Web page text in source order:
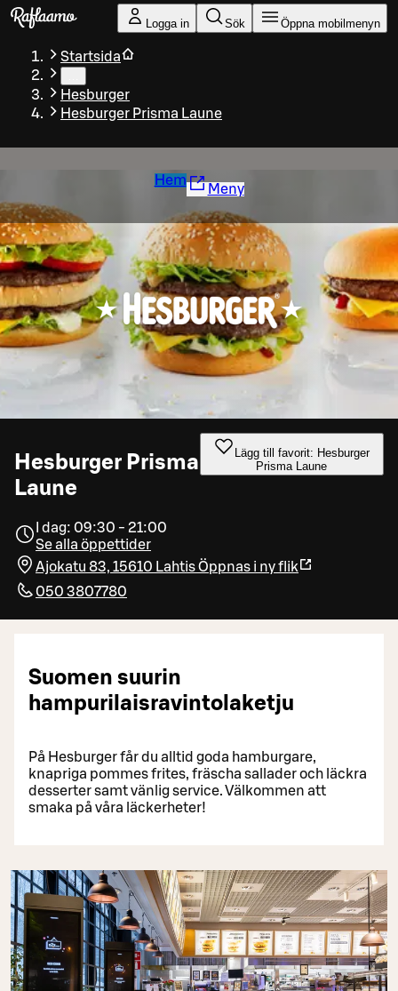
Gå till huvudinnehållet
Logga in Sök Öppna mobilmenyn
Startsida
Hesburger
Hesburger Prisma Laune
Hem
Meny
Hesburger Prisma
Laune
Lägg till favorit: Hesburger
Prisma Laune
I dag: 09:30 - 21:00
Se alla öppettider
Ajokatu 83, 15610 LahtisÖppnas i ny flik
050 3807780
Suomen suurin
hampurilaisravintolaketju
På Hesburger får du alltid goda hamburgare,
knapriga pommes frites, fräscha sallader och läckra
desserter samt vänlig service. Välkommen att
smaka på våra läckerheter!